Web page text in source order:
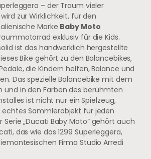
– der Traum vieler
zur Wirklichkeit, für den
Marke Baby Moto
exklusiv für die Kids.
ist das handwerklich hergestellte
Bike gehört zu den Balancebikes,
die Kindern helfen, Balance und
Das spezielle Balancebike mit dem
und in den Farben des berühmten
ist nicht nur ein Spielzeug,
Sammlerobjekt für jeden
Serie „Ducati Baby Moto“ gehört auch
das wie das 1299 Superleggera,
Firma Studio Arredi